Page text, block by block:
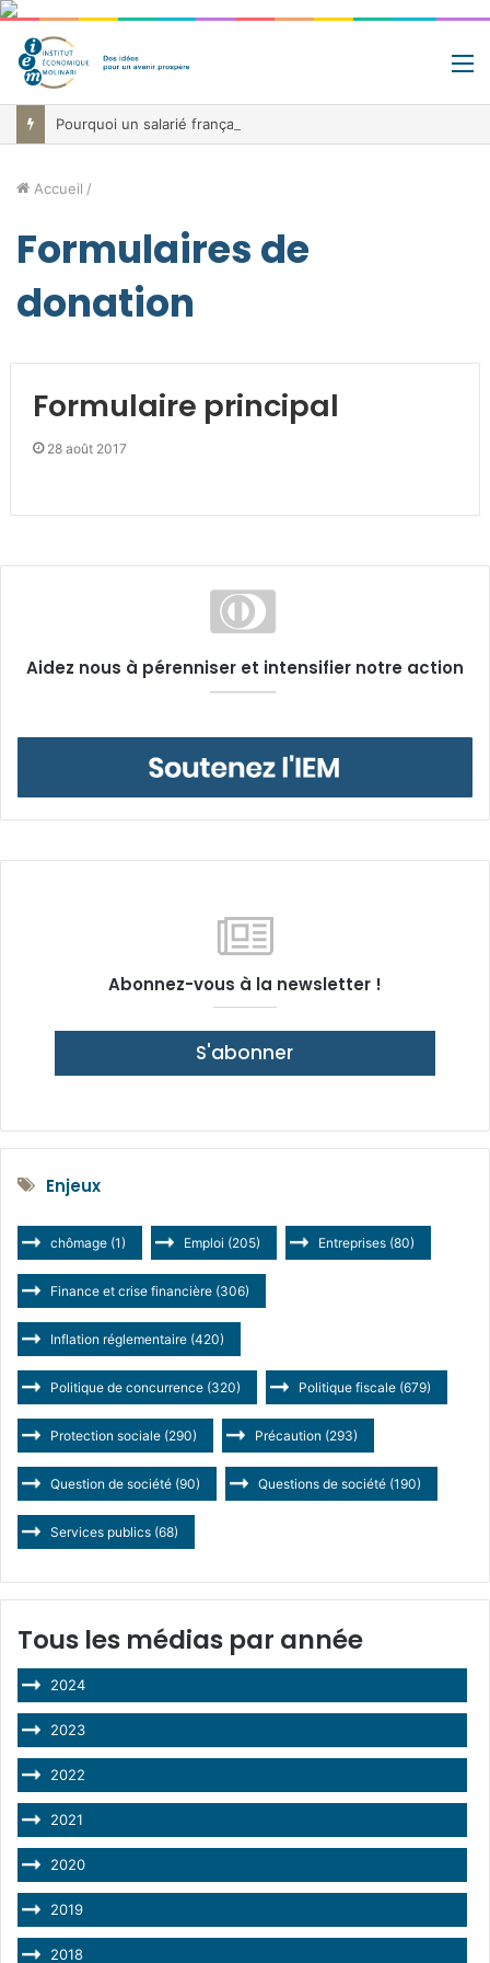
Accueil /
Formulaires de
donation
Formulaire principal
28 août 2017
Aidez nous à pérenniser et intensifier notre action
Abonnez-vous à la newsletter !
S'abonner
Enjeux
chômage (1) Emploi (205) Entreprises (80)
Finance et crise financière (306)
Inflation réglementaire (420)
Politique de concurrence (320) Politique fiscale (679)
Protection sociale (290) Précaution (293)
Question de société (90) Questions de société (190)
Services publics (68)
Tous les médias par année
2024
2023
2022
2021
2020
2019
2018